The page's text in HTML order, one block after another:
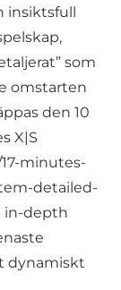
insiktsfull
som
omstarten
den 10
X|S
minutes-
detailed-
in-depth
dynamiskt